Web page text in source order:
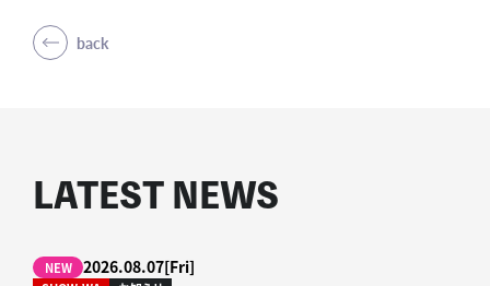
back
LATEST NEWS
NEW 2026.08.07[Fri]